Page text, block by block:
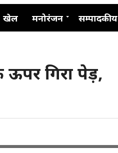
खेल मनोरंजन सम्पादकीय
गिरा पेड़,